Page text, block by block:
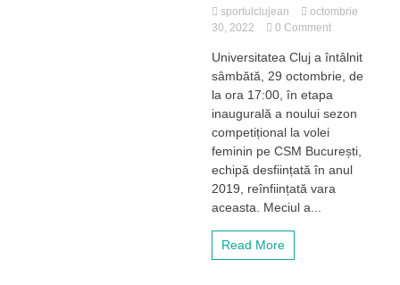
sportulclujean
octombrie
30, 2022
0 Commenton
cu
înfrângere
pentru
Cluj
în
noul
Universitatea Cluj a întâlnit
sâmbătă, 29 octombrie, de
la ora 17:00, în etapa
inaugurală a noului sezon
competițional la volei
feminin pe CSM București,
echipă desființată în anul
2019, reînființată vara
aceasta. Meciul a...
Read More